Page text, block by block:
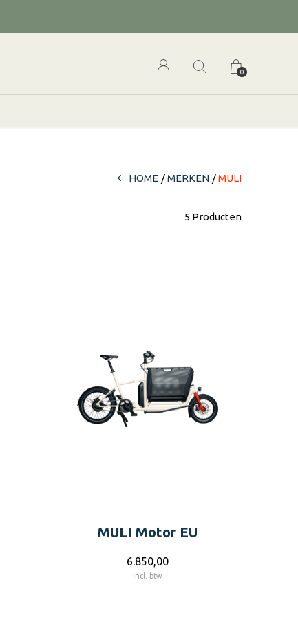
0
HOME MERKEN MULI
5 Producten
MULI Motor EU
6.850,00
Incl. btw